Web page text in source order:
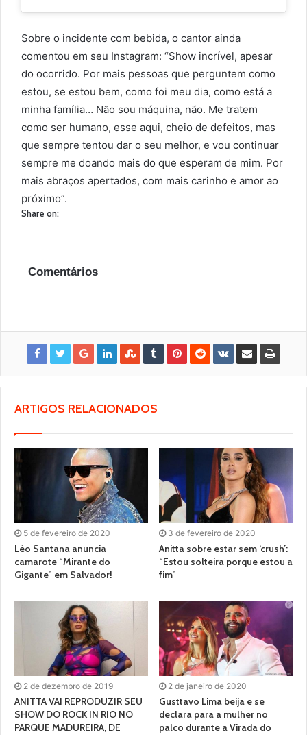
Sobre o incidente com bebida, o cantor ainda
comentou em seu Instagram: “Show incrível, apesar
do ocorrido. Por mais pessoas que perguntem como
estou, se estou bem, como foi meu dia, como está a
minha família… Não sou máquina, não. Me tratem
como ser humano, esse aqui, cheio de defeitos, mas
que sempre tentou dar o seu melhor, e vou continuar
sempre me doando mais do que esperam de mim. Por
mais abraços apertados, com mais carinho e amor ao
próximo”.
Share on:
Comentários
ARTIGOS RELACIONADOS
5 de fevereiro de 2020
Léo Santana anuncia
camarote “Mirante do
Gigante” em Salvador!
3 de fevereiro de 2020
Anitta sobre estar sem ‘crush’:
“Estou solteira porque estou a
fim”
2 de dezembro de 2019
ANITTA VAI REPRODUZIR SEU
SHOW DO ROCK IN RIO NO
PARQUE MADUREIRA, DE
2 de janeiro de 2020
Gusttavo Lima beija e se
declara para a mulher no
palco durante a Virada do